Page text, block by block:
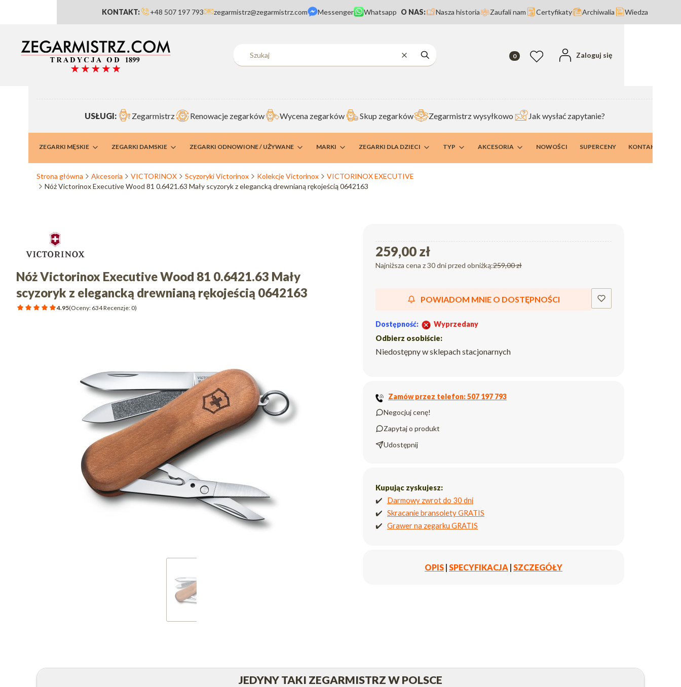
KONTAKT: +48 507 197 793 zegarmistrz@zegarmistrz.com Messenger Whatsapp O NAS: Nasza historia Zaufali nam Certyfikaty Archiwalia Wiedza
WyczyśćSzukaj
Produkty w koszyku: 0. Zobacz szczegóły
Ulubione
Zaloguj się
USŁUGI: Zegarmistrz Renowacje zegarków Wycena zegarków Skup zegarków Zegarmistrz wysyłkowo Jak wysłać zapytanie?
ZEGARKI MĘSKIE ZEGARKI DAMSKIE ZEGARKI ODNOWIONE / UŻYWANE MARKI ZEGARKI DLA DZIECI TYP AKCESORIA NOWOŚCI SUPERCENY KONTAKT I
Strona główna Akcesoria VICTORINOX Scyzoryki Victorinox Kolekcje Victorinox
VICTORINOX EXECUTIVE
Nóż Victorinox Executive Wood 81 0.6421.63 Mały scyzoryk z elegancką drewnianą rękojeścią 0642163
Nóż Victorinox Executive Wood 81 0.6421.63 Mały
scyzoryk z elegancką drewnianą rękojeścią 0642163
4.95(Oceny: 634 Recenzje: 0)
259,00 zł
Najniższa cena z 30 dni przed obniżką:259,00 zł
POWIADOM MNIE O DOSTĘPNOŚCI
Dostępność:
Wyprzedany
Odbierz osobiście:
Niedostępny w sklepach stacjonarnych
Zamów przez telefon: 507 197 793
Negocjuj cenę!
Zapytaj o produkt
Udostępnij
Kupując zyskujesz:
✔️ Darmowy zwrot do 30 dni
✔️ Skracanie bransolety GRATIS
✔️ Grawer na zegarku GRATIS
OPIS | SPECYFIKACJA | SZCZEGÓŁY
JEDYNY TAKI ZEGARMISTRZ W POLSCE